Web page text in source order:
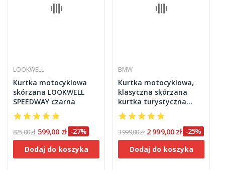
LOOKWELL
Kurtka motocyklowa
skórzana LOOKWELL
SPEEDWAY czarna
825,00 zł 599,00 zł -27%
Dodaj do koszyka
BMW
Kurtka motocyklowa,
klasyczna skórzana
kurtka turystyczna
BMW Atlantis 4 czarna
3 999,00 zł 2 999,00 zł -25%
Dodaj do koszyka